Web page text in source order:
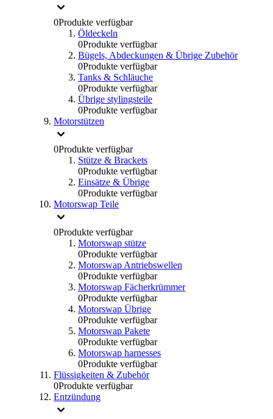
0Produkte verfügbar
Öldeckeln
0Produkte verfügbar
Bügels, Abdeckungen & Übrige Zubehör
0Produkte verfügbar
Tanks & Schläuche
0Produkte verfügbar
Übrige stylingsteile
0Produkte verfügbar
Motorstützen
0Produkte verfügbar
Stütze & Brackets
0Produkte verfügbar
Einsätze & Übrige
0Produkte verfügbar
Motorswap Teile
0Produkte verfügbar
Motorswap stütze
0Produkte verfügbar
Motorswap Antriebswellen
0Produkte verfügbar
Motorswap Fächerkrümmer
0Produkte verfügbar
Motorswap Übrige
0Produkte verfügbar
Motorswap Pakete
0Produkte verfügbar
Motorswap harnesses
0Produkte verfügbar
Flüssigkeiten & Zubehör
0Produkte verfügbar
Entzündung